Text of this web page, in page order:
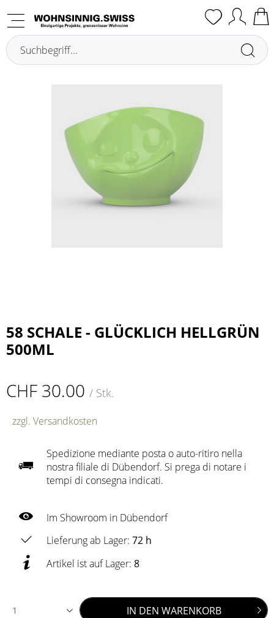
Übersicht
58 SCHALE - GLÜCKLICH HELLGRÜN
500ML
CHF 30.00 / Stk.
zzgl. Versandkosten
Spedizione mediante posta o auto-ritiro nella
nostra filiale di Dübendorf. Si prega di notare i
tempi di consegna indicati.
Im Showroom in Dübendorf
Lieferung ab Lager: 72 h
Artikel ist auf Lager: 8
1 IN DEN WARENKORB